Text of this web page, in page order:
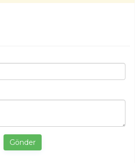
Gönder